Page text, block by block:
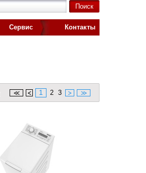
Сервис Контакты
1 2 3